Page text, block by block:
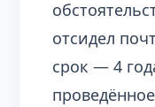
отсидел
срок — 4